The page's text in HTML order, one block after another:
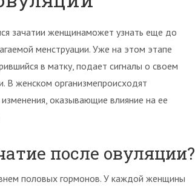
зачатии женщинаможет узнать еще до
менструации. Уже на этом этапе
в матку, подает сигналы о своем
В женском организмепроисходят
оказывающие влияние на ее
после овуляции?
половых гормонов. У каждой женщины